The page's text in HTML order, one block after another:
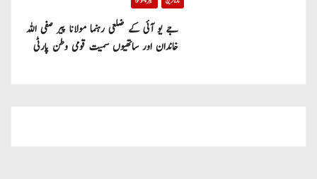
جے یو آئی کے ضلعی رہنما مولانا پیر صفی اللہ
خاندان اور ساتھیوں سمیت قومی وطن پارٹی